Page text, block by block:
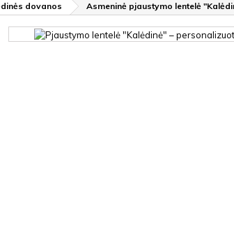
dovanos Asmeninė pjaustymo lentelė